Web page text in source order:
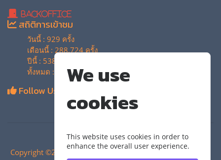
We use
cookies
This website uses cookies in order to
enhance the overall user experience.
BackOffice
สถิติการเข้าชม
วันนี้ : 929 ครั้ง
เดือนนี้ : 288,724 ครั้ง
ปีนี้ : 538,900 ครั้ง
ทั้งหมด : 4,129,850 ครั้ง
Follow Us
Copyright ©2024 สำนักวิทยบริการและเทคโนโลยีสารสนเทศ |